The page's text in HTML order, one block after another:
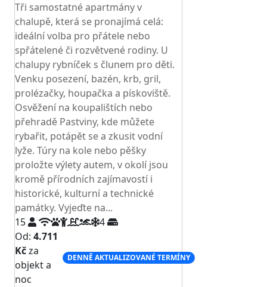
Tři samostatné apartmány v
chalupě, která se pronajímá celá:
ideální volba pro přátele nebo
spřátelené či rozvětvené rodiny. U
chalupy rybníček s člunem pro děti.
Venku posezení, bazén, krb, gril,
prolézačky, houpačka a pískoviště.
Osvěžení na koupalištích nebo
přehradě Pastviny, kde můžete
rybařit, potápět se a zkusit vodní
lyže. Túry na kole nebo pěšky
proložte výlety autem, v okolí jsou
kromě přírodních zajímavostí i
historické, kulturní a technické
památky. Vyjeďte na...
15
4
Od: 4.711
Kčza
objekt a
noc
DENNĚ AKTUALIZOVANÉ TERMÍNY